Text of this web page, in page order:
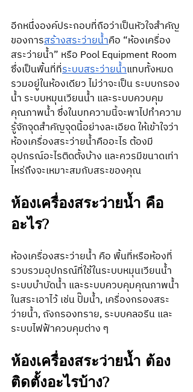
อีกหนึ่งองค์ประกอบที่ถือว่าเป็นหัวใจสำคัญ
ของการสร้างสระว่ายน้ำคือ “ห้องเครื่อง
สระว่ายน้ำ” หรือ Pool Equipment Room
ซึ่งเป็นพื้นที่ที่ระบบสระว่ายน้ำแทบทั้งหมด
รวมอยู่ในห้องเดียว ไม่ว่าจะเป็น ระบบกรอง
น้ำ ระบบหมุนเวียนน้ำ และระบบควบคุม
คุณภาพน้ำ ซึ่งในบทความนี้จะพาไปทำความ
รู้จักจุดสำคัญจุดนี้อย่างละเอียด ให้เข้าใจว่า
ห้องเครื่องสระว่ายน้ำคืออะไร ต้องมี
อุปกรณ์อะไรติดตั้งบ้าง และควรมีขนาดเท่า
ไหร่ถึงจะเหมาะสมกับสระของคุณ
ห้องเครื่องสระว่ายน้ำ คือ
อะไร?
ห้องเครื่องสระว่ายน้ำ คือ พื้นที่หรือห้องที่
รวบรวมอุปกรณ์ที่ใช้ในระบบหมุนเวียนน้ำ
ระบบบำบัดน้ำ และระบบควบคุมคุณภาพน้ำ
ในสระเอาไว้ เช่น ปั๊มน้ำ, เครื่องกรองสระ
ว่ายน้ำ, ถังกรองทราย, ระบบคลอรีน และ
ระบบไฟฟ้าควบคุมต่าง ๆ
ห้องเครื่องสระว่ายน้ำ ต้อง
ติดตั้งอะไรบ้าง?